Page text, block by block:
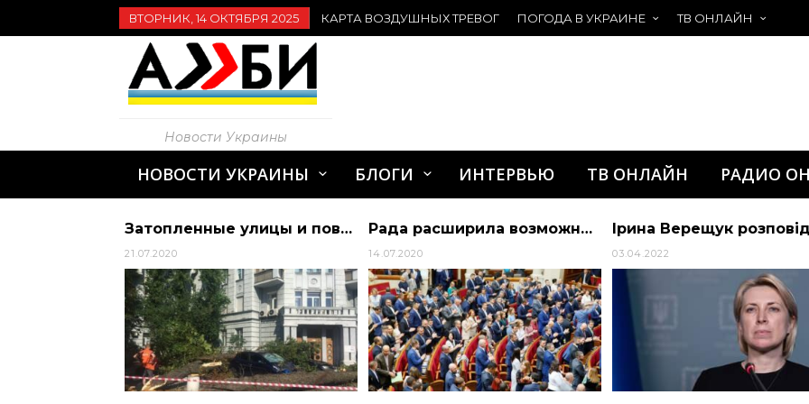
ВТОРНИК, 14 ОКТЯБРЯ 2025 КАРТА ВОЗДУШНЫХ ТРЕВОГ ПОГОДА В УКРАИНЕ ТВ ОНЛАЙН
Новости Украины
НОВОСТИ УКРАИНЫ БЛОГИ ИНТЕРВЬЮ ТВ ОНЛАЙН РАДИО
Затопленные улицы и поваленные деревья: Последствия сегодняшней непогоды в Киеве (видео) | Алиби
21.07.2020
Рада расширила возможности предпринимателей при использовании электронного кабинета налогоплательщика | Алиби
14.07.2020 03.04.2022